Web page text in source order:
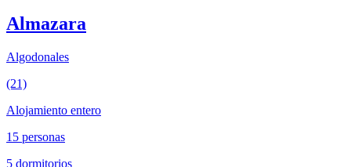
Almazara
Algodonales
(21)
Alojamiento entero
15 personas
5 dormitorios